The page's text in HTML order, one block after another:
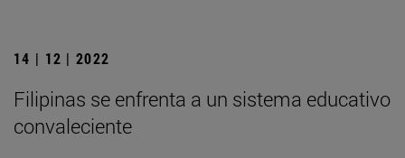
14 | 12 | 2022
Filipinas se enfrenta a un sistema educativo
convaleciente